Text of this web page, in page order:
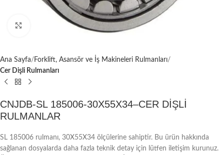
Büyütmek için tıklayın
Ana Sayfa
Forklift, Asansör ve İş Makineleri Rulmanları
Cer Dişli Rulmanları
CNJDB-SL 185006-30X55X34–CER DİŞLİ
RULMANLAR
SL 185006 rulmanı, 30X55X34 ölçülerine sahiptir. Bu ürün hakkında
sağlanan dosyalarda daha fazla teknik detay için lütfen iletişim kurunuz.